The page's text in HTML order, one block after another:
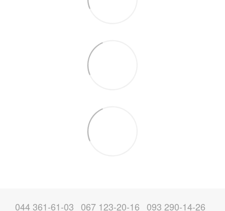
044 361-61-03 067 123-20-16 093 290-14-26